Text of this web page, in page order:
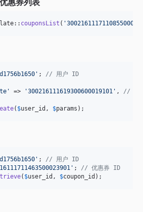
couponsList ( '
' ; // 用户 ID
' => '300216111619300600019101 ' , // 优
( $user_id , $params );
' ; // 用户 ID
' ; // 优惠券 ID
( $user_id , $coupon_id );